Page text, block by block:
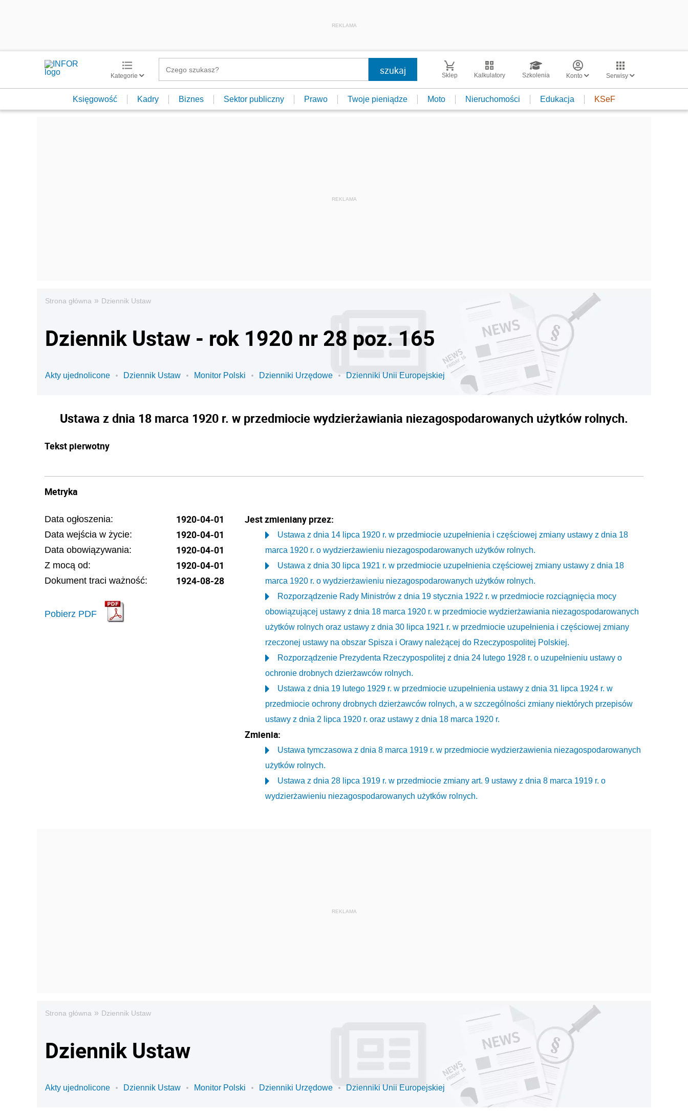
REKLAMA
Kategorie Sklep Kalkulatory Szkolenia Konto Serwisy
Księgowość Kadry Biznes Sektor publiczny Prawo Twoje pieniądze Moto Nieruchomości Edukacja KSeF
Strona główna » Dziennik Ustaw
Dziennik Ustaw - rok 1920 nr 28 poz. 165
Akty ujednolicone Dziennik Ustaw Monitor Polski Dzienniki Urzędowe Dzienniki Unii Europejskiej
Ustawa z dnia 18 marca 1920 r. w przedmiocie wydzierżawiania niezagospodarowanych użytków rolnych.
Tekst pierwotny
Metryka
Data ogłoszenia: 1920-04-01
Data wejścia w życie: 1920-04-01
Data obowiązywania: 1920-04-01
Z mocą od: 1920-04-01
Dokument traci ważność: 1924-08-28
Pobierz PDF
Jest zmieniany przez:
Ustawa z dnia 14 lipca 1920 r. w przedmiocie uzupełnienia i częściowej zmiany ustawy z dnia 18
marca 1920 r. o wydzierżawieniu niezagospodarowanych użytków rolnych.
Ustawa z dnia 30 lipca 1921 r. w przedmiocie uzupełnienia częściowej zmiany ustawy z dnia 18
marca 1920 r. o wydzierżawieniu niezagospodarowanych użytków rolnych.
Rozporządzenie Rady Ministrów z dnia 19 stycznia 1922 r. w przedmiocie rozciągnięcia mocy
obowiązującej ustawy z dnia 18 marca 1920 r. w przedmiocie wydzierżawiania niezagospodarowanych
użytków rolnych oraz ustawy z dnia 30 lipca 1921 r. w przedmiocie uzupełnienia i częściowej zmiany
rzeczonej ustawy na obszar Spisza i Orawy należącej do Rzeczypospolitej Polskiej.
Rozporządzenie Prezydenta Rzeczypospolitej z dnia 24 lutego 1928 r. o uzupełnieniu ustawy o
ochronie drobnych dzierżawców rolnych.
Ustawa z dnia 19 lutego 1929 r. w przedmiocie uzupełnienia ustawy z dnia 31 lipca 1924 r. w
przedmiocie ochrony drobnych dzierżawców rolnych, a w szczególności zmiany niektórych przepisów
ustawy z dnia 2 lipca 1920 r. oraz ustawy z dnia 18 marca 1920 r.
Zmienia:
Ustawa tymczasowa z dnia 8 marca 1919 r. w przedmiocie wydzierżawienia niezagospodarowanych
użytków rolnych.
Ustawa z dnia 28 lipca 1919 r. w przedmiocie zmiany art. 9 ustawy z dnia 8 marca 1919 r. o
wydzierżawieniu niezagospodarowanych użytków rolnych.
Strona główna » Dziennik Ustaw
Dziennik Ustaw
Akty ujednolicone Dziennik Ustaw Monitor Polski Dzienniki Urzędowe Dzienniki Unii Europejskiej